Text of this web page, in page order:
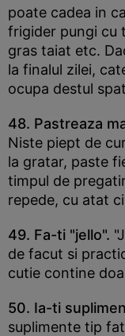
poate cadea in
frigider pungi cu
gras taiat etc.
la finalul zilei,
ocupa destul
48. Pastreaza
Niste piept de
la gratar, paste
timpul de
repede, cu atat
49. Fa-ti "jello".
de facut si
cutie contine
50. Ia-ti
suplimente tip